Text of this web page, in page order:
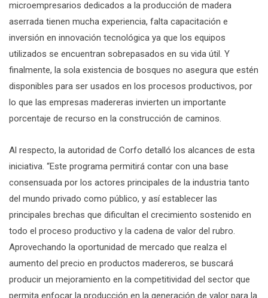
microempresarios dedicados a la producción de madera
aserrada tienen mucha experiencia, falta capacitación e
inversión en innovación tecnológica ya que los equipos
utilizados se encuentran sobrepasados en su vida útil. Y
finalmente, la sola existencia de bosques no asegura que estén
disponibles para ser usados en los procesos productivos, por
lo que las empresas madereras invierten un importante
porcentaje de recurso en la construcción de caminos.
Al respecto, la autoridad de Corfo detalló los alcances de esta
iniciativa. “Este programa permitirá contar con una base
consensuada por los actores principales de la industria tanto
del mundo privado como público, y así establecer las
principales brechas que dificultan el crecimiento sostenido en
todo el proceso productivo y la cadena de valor del rubro.
Aprovechando la oportunidad de mercado que realza el
aumento del precio en productos madereros, se buscará
producir un mejoramiento en la competitividad del sector que
permita enfocar la producción en la generación de valor para la